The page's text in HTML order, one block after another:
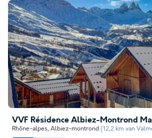
VVF Résidence Albiez-Montrond
Rhône-alpes, Albiez-montrond (12,2 km van